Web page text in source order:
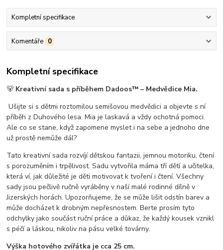
Kompletní specifikace
Komentáře 0
Kompletní specifikace
🐻 Kreativní sada s příběhem Dadoos™ – Medvědice Mia.
Ušijte si s dětmi roztomilou semišovou medvědici a objevte s ní
příběh z Duhového lesa. Mia je laskavá a vždy ochotná pomoci.
Ale co se stane, když zapomene myslet i na sebe a jednoho dne
už prostě nemůže dál?
Tato kreativní sada rozvíjí dětskou fantazii, jemnou motoriku, čtení
s porozuměním i trpělivost. Sadu vytvořila máma tří dětí a učitelka,
která ví, jak důležité je děti motivovat k tvoření i čtení. Všechny
sady jsou pečlivě ručně vyráběny v naší malé rodinné dílně v
Jizerských horách. Upozorňujeme, že se může lišit odstín barev a
může docházet k drobným nepřesnostem. Berte prosím tyto
odchylky jako součást ruční práce a důkaz, že každý kousek vznikl
s péčí a láskou, nikoliv na pásu velké továrny.
Výška hotového zvířátka je cca 25 cm.